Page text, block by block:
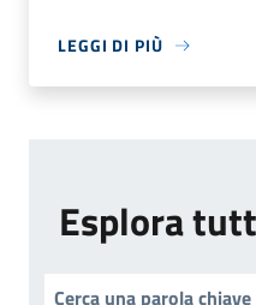
LEGGI DI PIÙ
Esplora